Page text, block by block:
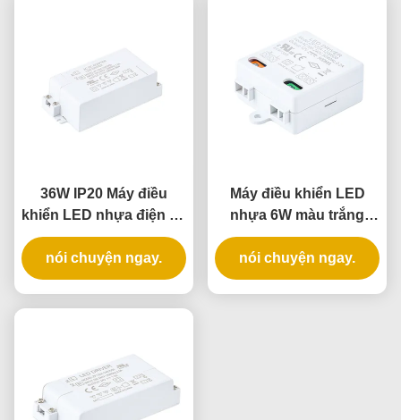
36W IP20 Máy điều
khiển LED nhựa điện áp
liên tục cho các ứng
dụng chiếu sáng trong
nhà
nói chuyện ngay.
Máy điều khiển LED
nhựa 6W màu trắng
IP20 với điện áp liên tục
cho ánh sáng trong nhà
nói chuyện ngay.